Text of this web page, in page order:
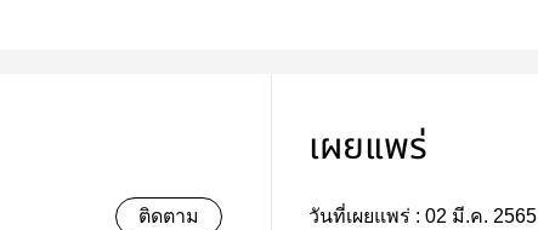
ติดตาม
เผยแพร่
วันที่เผยแพร่ : 02 มี.ค. 2565